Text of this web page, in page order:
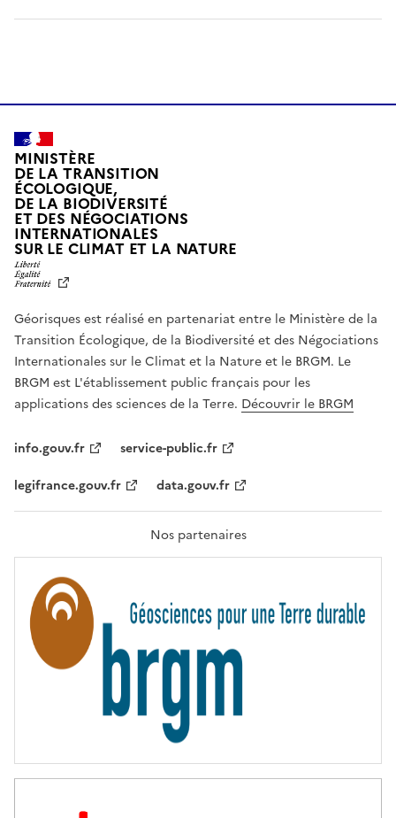
MINISTÈRE
DE LA TRANSITION
ÉCOLOGIQUE,
DE LA BIODIVERSITÉ
ET DES NÉGOCIATIONS
INTERNATIONALES
SUR LE CLIMAT ET LA NATUREL
T
É
,
É
G
A
L
F
A
T
R
T
É
Géorisques est réalisé en partenariat entre le Ministère de la
Transition Écologique, de la Biodiversité et des Négociations
Internationales sur le Climat et la Nature et le BRGM. Le
BRGM est L'établissement public français pour les
applications des sciences de la Terre. Découvrir le BRGM
info.gouv.fr
service-public.fr
legifrance.gouv.fr
data.gouv.fr
Nos partenaires